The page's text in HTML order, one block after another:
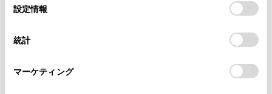
デバイスにすべてのCookie(クッキー)が保存されることに同
意したことになります。Cookie(クッキー)のオプトアウト、
設定の変更、同意を撤回したりするにあたっては、当社の
「Cookie（クッキー）情報の取り扱いについて
」をご覧くだ
設定情報
統計
マーケティング